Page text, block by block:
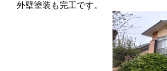
外壁塗装も完工です。